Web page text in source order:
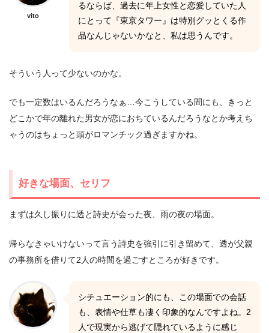
vito
るならば、過去に年上女性と恋愛していた人
にとって『東京タワー』は特別グッとくる作
品なんじゃないかなと、私は思うんです。
そういう人って少ないのかな。
でも一定数はいるんだろうなぁ…今こうしている間にも、きっと
どこかで年の離れた男女が恋におちているんだろうなとか考えち
ゃうのはちょっと頭がロマンチック過ぎますかね。
好きな場面、セリフ
まずは久し振りに透と詩史が会った夜、雨の夜の場面。
帰らなきゃいけないって言う詩史を強引に引き留めて、透が父親
の事務所を借りて2人の時間を過ごすところが好きです。
シチュエーション的にも、この場面での会話
も、表情や仕草も凄く印象的なんですよね。2
人で現実から逃げて隠れているように感じ